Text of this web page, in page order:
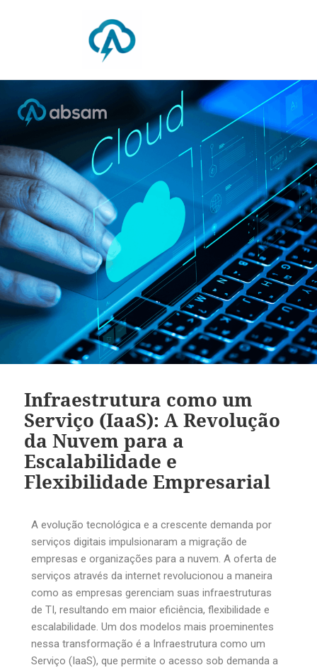
Blog da Absam
Infraestrutura como um
Serviço (IaaS): A Revolução
da Nuvem para a
Escalabilidade e
Flexibilidade Empresarial
A evolução tecnológica e a crescente demanda por
serviços digitais impulsionaram a migração de
empresas e organizações para a nuvem. A oferta de
serviços através da internet revolucionou a maneira
como as empresas gerenciam suas infraestruturas
de TI, resultando em maior eficiência, flexibilidade e
escalabilidade. Um dos modelos mais proeminentes
nessa transformação é a Infraestrutura como um
Serviço (IaaS), que permite o acesso sob demanda a